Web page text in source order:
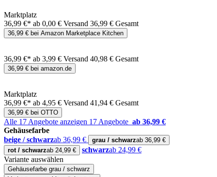
Marktplatz
36,99 €* ab 0,00 € Versand 36,99 € Gesamt
36,99 € bei Amazon Marketplace Kitchen
36,99 €* ab 3,99 € Versand 40,98 € Gesamt
36,99 € bei amazon.de
Marktplatz
36,99 €* ab 4,95 € Versand 41,94 € Gesamt
36,99 € bei OTTO
Alle 17 Angebote anzeigen 17 Angebote ab 36,99 €
Gehäusefarbe
beige / schwarzab 36,99 € grau / schwarzab 36,99 €
rot / schwarzab 24,99 € schwarzab 24,99 €
Variante auswählen
Gehäusefarbe grau / schwarz